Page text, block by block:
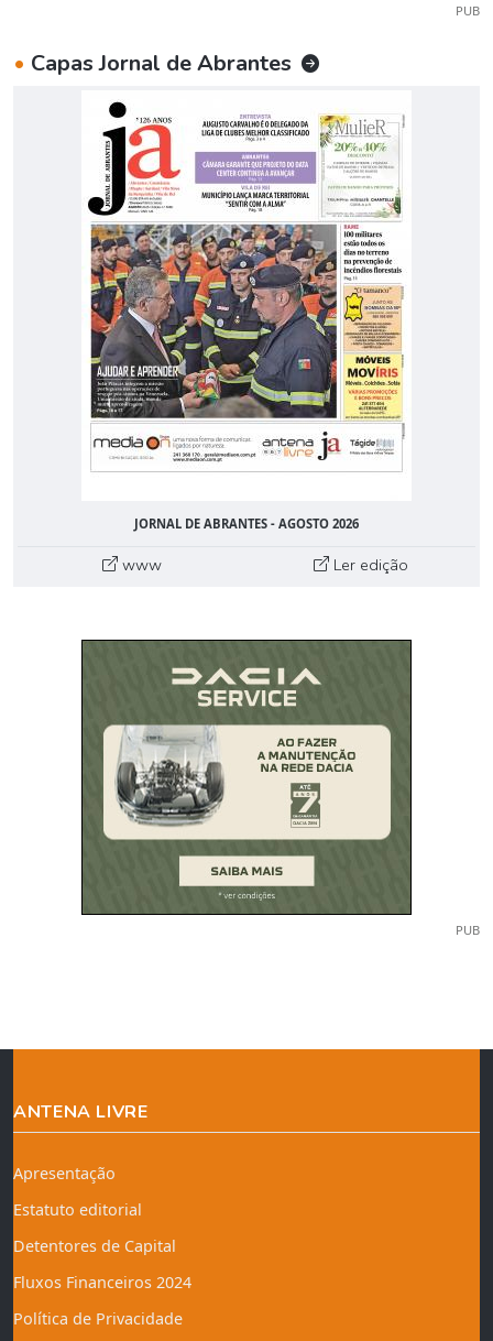
PUB
• Capas Jornal de Abrantes
JORNAL DE ABRANTES - AGOSTO 2026
www Ler edição
PUB
ANTENA LIVRE
Apresentação
Estatuto editorial
Detentores de Capital
Fluxos Financeiros 2024
Política de Privacidade